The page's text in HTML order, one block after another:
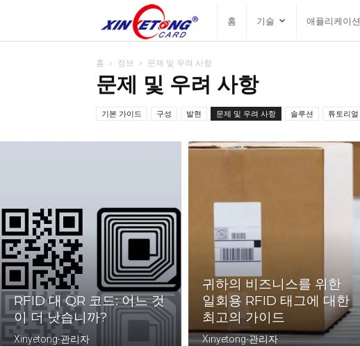
블
그
홈 기술 애플리케이션
홈 정보 문제 및 우려 사항
문제 및 우려 사항
기본 가이드 구성 발현 문제 및 우려 사항 솔루션 튜토리얼
RFID 대 QR 코드: 어느 것
이 더 낫습니까?
Xinyetong-관리자
귀하의 비즈니스를 위한
일회용 RFID 태그에 대한
최고의 가이드
Xinyetong-관리자